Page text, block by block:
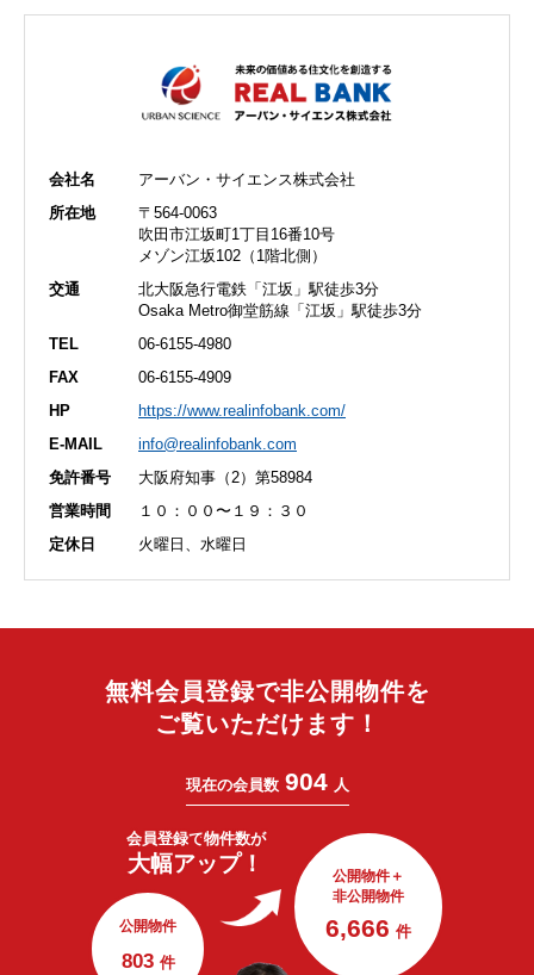
会社名
アーバン・サイエンス株式会社
所在地
〒564-0063
吹田市江坂町1丁目16番10号
メゾン江坂102（1階北側）
交通
北大阪急行電鉄「江坂」駅徒歩3分
Osaka Metro御堂筋線「江坂」駅徒歩3分
TEL
06-6155-4980
FAX
06-6155-4909
HP
https://www.realinfobank.com/
E-MAIL
info@realinfobank.com
免許番号
大阪府知事（2）第58984
営業時間
１０：００〜１９：３０
定休日
火曜日、水曜日
無料会員登録で非公開物件を
ご覧いただけます！
現在の会員数 904 人
会員登録で物件数が
大幅アップ！
公開物件
803 件
公開物件＋
非公開物件
6,666 件